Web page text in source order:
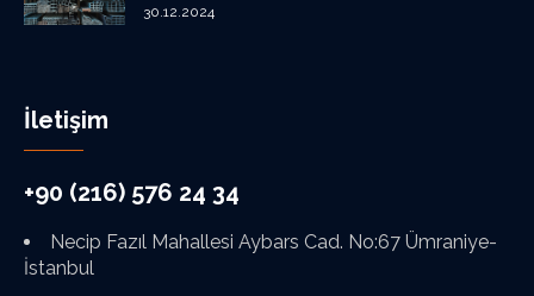
30.12.2024
İletişim
+90 (216) 576 24 34
Necip Fazıl Mahallesi Aybars Cad. No:67 Ümraniye-
İstanbul